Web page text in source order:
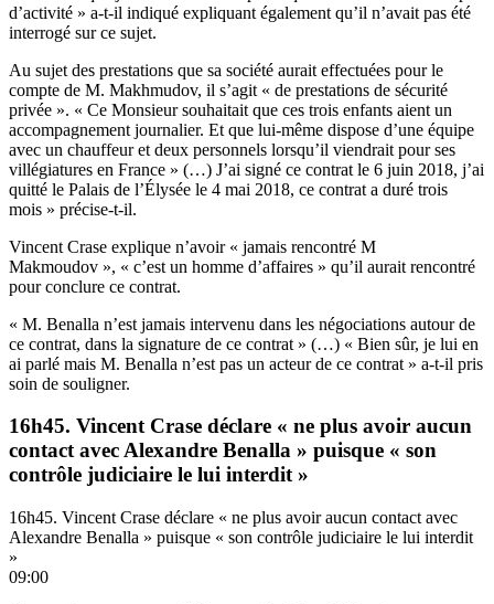
d’activité » a-t-il indiqué expliquant également qu’il n’avait pas été
interrogé sur ce sujet.
Au sujet des prestations que sa société aurait effectuées pour le
compte de M. Makhmudov, il s’agit « de prestations de sécurité
privée ». « Ce Monsieur souhaitait que ces trois enfants aient un
accompagnement journalier. Et que lui-même dispose d’une équipe
avec un chauffeur et deux personnels lorsqu’il viendrait pour ses
villégiatures en France » (…) J’ai signé ce contrat le 6 juin 2018, j’ai
quitté le Palais de l’Élysée le 4 mai 2018, ce contrat a duré trois
mois » précise-t-il.
Vincent Crase explique n’avoir « jamais rencontré M
Makmoudov », « c’est un homme d’affaires » qu’il aurait rencontré
pour conclure ce contrat.
« M. Benalla n’est jamais intervenu dans les négociations autour de
ce contrat, dans la signature de ce contrat » (…) « Bien sûr, je lui en
ai parlé mais M. Benalla n’est pas un acteur de ce contrat » a-t-il pris
soin de souligner.
16h45. Vincent Crase déclare « ne plus avoir aucun
contact avec Alexandre Benalla » puisque « son
contrôle judiciaire le lui interdit »
16h45. Vincent Crase déclare « ne plus avoir aucun contact avec
Alexandre Benalla » puisque « son contrôle judiciaire le lui interdit
»
09:00